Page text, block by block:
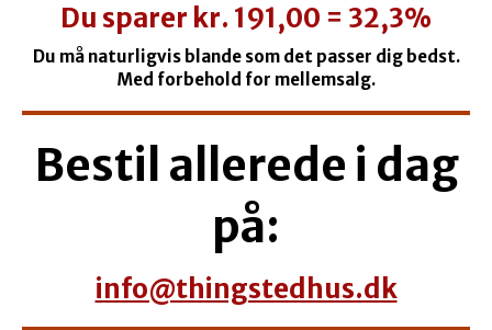
Du sparer kr. 191,00 = 32,3%
Du må naturligvis blande som det passer dig bedst.
Med forbehold for mellemsalg.
Bestil allerede i dag
på:
info@thingstedhus.dk